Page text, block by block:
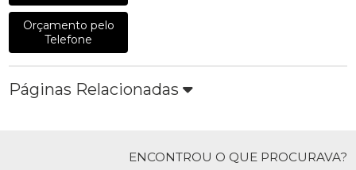
Orçamento pelo
Telefone
Páginas Relacionadas
ENCONTROU O QUE PROCURAVA?